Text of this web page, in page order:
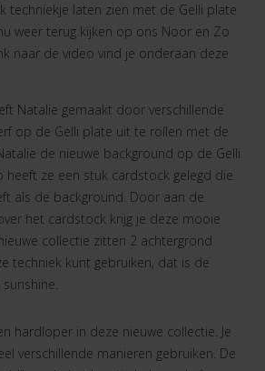
techniekje laten zien met de Gelli plate
weer terug kijken op ons Noor en Zo
naar de video vind je onderaan deze
Natalie gemaakt door verschillende
op de Gelli plate uit te rollen met de
de nieuwe background op de Gelli
heeft ze een stuk cardstock gelegd die
als de background. Door aan de
het cardstock krijg je deze mooie
collectie zitten 2 achtergrond
techniek kunt gebruiken, dat is de
hardloper in deze nieuwe collectie. Je
verschillende manieren gebruiken. De